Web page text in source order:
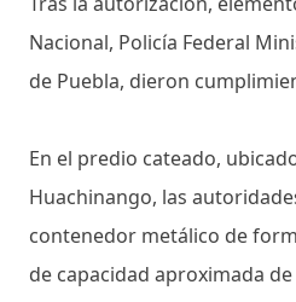
Nacional, Policía Federal
de Puebla, dieron
En el predio cateado,
Huachinango, las
contenedor metálico de
de capacidad aproximada